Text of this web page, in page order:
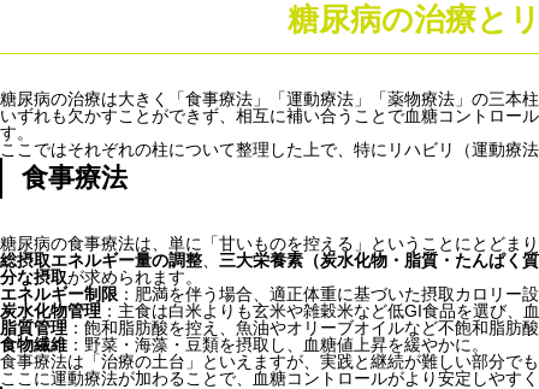
糖尿病の治療と
糖尿病の治療は大きく「食事療法」「運動療法」「薬物療法」の三本
いずれも欠かすことができず、相互に補い合うことで血糖コントロー
す。
ここではそれぞれの柱について整理した上で、特にリハビリ（運動療
食事療法
糖尿病の食事療法は、単に「甘いものを控える」ということにとどま
総摂取エネルギー量の調整
三大栄養素（炭水化物・脂質・たんぱく
分な摂取が求められます。
エネルギー制限 ：肥満を伴う場合、適正体重に基づいた摂取カロリー
炭水化物管理 ：主食は白米よりも玄米や雑穀米など低GI食品を選び、
脂質管理 ：飽和脂肪酸を控え、魚油やオリーブオイルなど不飽和脂肪
食物繊維 ：野菜・海藻・豆類を摂取し、血糖値上昇を緩やかに。
食事療法は「治療の土台」といえますが、実践と継続が難しい部分で
ここに運動療法が加わることで、血糖コントロールがより安定しやす